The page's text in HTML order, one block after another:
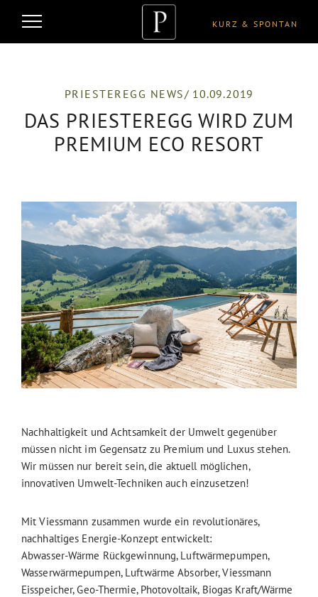
KURZ & SPONTAN
PRIESTEREGG NEWS/ 10.09.2019
DAS PRIESTEREGG WIRD ZUM
PREMIUM ECO RESORT
Nachhaltigkeit und Achtsamkeit der Umwelt gegenüber
müssen nicht im Gegensatz zu Premium und Luxus stehen.
Wir müssen nur bereit sein, die aktuell möglichen,
innovativen Umwelt-Techniken auch einzusetzen!
Mit Viessmann zusammen wurde ein revolutionäres,
nachhaltiges Energie-Konzept entwickelt:
Abwasser-Wärme Rückgewinnung, Luftwärmepumpen,
Wasserwärmepumpen, Luftwärme Absorber, Viessmann
Eisspeicher, Geo-Thermie, Photovoltaik, Biogas Kraft/Wärme